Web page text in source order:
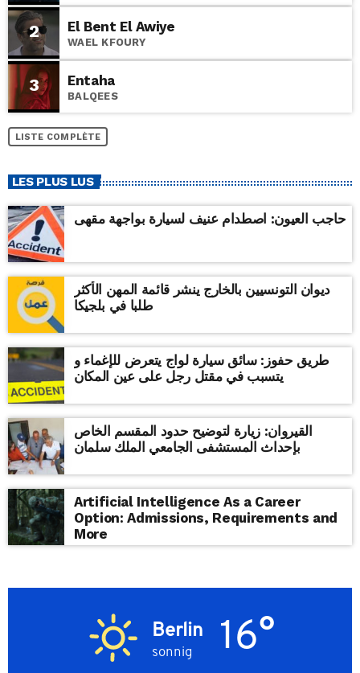
2 El Bent El Awiye
WAEL KFOURY
3 Entaha
BALQEES
LISTE COMPLÈTE
LES PLUS LUS
حاجب العيون: اصطدام عنيف لسيارة بواجهة مقهى
ديوان التونسيين بالخارج ينشر قائمة المهن الأكثر
طلبا في بلجيكا
طريق حفوز: سائق سيارة لواج يتعرض للإغماء و
يتسبب في مقتل رجل على عين المكان
القيروان: زيارة لتوضيح حدود المقسم الخاص
بإحداث المستشفى الجامعي الملك سلمان
Artificial Intelligence As a Career
Option: Admissions, Requirements and
More
Berlin
sonnig 16°